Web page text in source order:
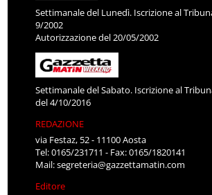
Settimanale del Lunedì. Iscrizione al
9/2002
Autorizzazione del 20/05/2002
Settimanale del Sabato. Iscrizione al
del 4/10/2016
REDAZIONE
via Festaz, 52 - 11100 Aosta
Tel: 0165/231711 - Fax: 0165/1820141
Mail:segreteria@gazzettamatin.com
Editore